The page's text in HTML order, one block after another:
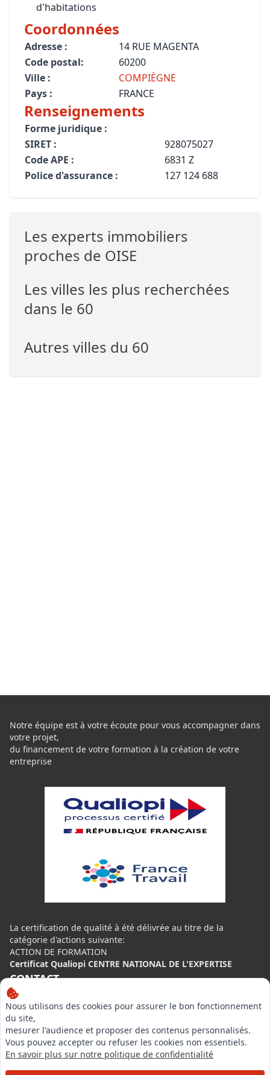
d'habitations
Coordonnées
Adresse :
14 RUE MAGENTA
Code postal:
60200
Ville :
COMPIÈGNE
Pays :
FRANCE
Renseignements
Forme juridique :
SIRET :
928075027
Code APE :
6831 Z
Police d'assurance :
127 124 688
Les experts immobiliers
proches de OISE
Les villes les plus recherchées
dans le 60
Autres villes du 60
Nous utilisons des cookies pour assurer le bon fonctionnement
du site,
mesurer l'audience et proposer des contenus personnalisés.
Vous pouvez accepter ou refuser les cookies non essentiels.
En savoir plus sur notre politique de confidentialité
Notre équipe est à votre écoute pour vous accompagner dans
votre projet,
du financement de votre formation à la création de votre
entreprise
La certification de qualité à été délivrée au titre de la
catégorie d'actions suivante:
ACTION DE FORMATION
Certificat Qualiopi CENTRE NATIONAL DE L'EXPERTISE
CONTACT
Centre National de l’Expertise (CNE)
20 rue Henri Regnault, 75014 Paris
N°VERT : 0800 00 80 89